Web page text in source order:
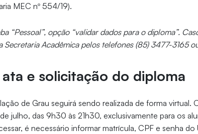
MEC nº 554/19).
“Pessoal”, opção “validar dados para o diploma”.
Secretaria Acadêmica pelos telefones (85) 3477-3165
e solicitação do diploma
de Grau seguirá sendo realizada de forma virtual.
julho, das 9h30 às 21h30, exclusivamente para os
é necessário informar matrícula, CPF e senha do